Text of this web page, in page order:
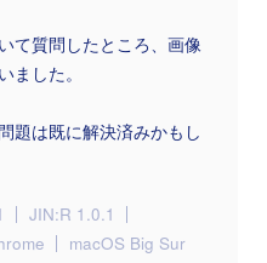
て質問したところ、画像
ました。
題は既に解決済みかもし
JIN:R 1.0.1
macOS Big Sur